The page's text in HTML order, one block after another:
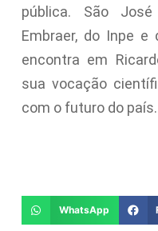
pública. São
Embraer, do Inpe e
encontra em
sua vocação
com o futuro do país.
WhatsApp